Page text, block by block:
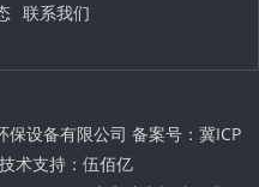
联系我们
设备有限公司 备案号： 冀ICP
技术支持： 伍佰亿